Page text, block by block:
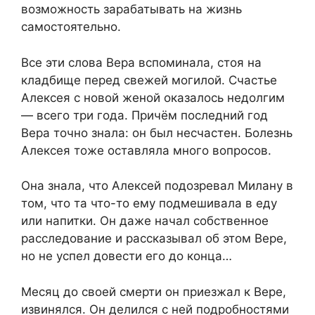
возможность зарабатывать на жизнь
самостоятельно.
Все эти слова Вера вспоминала, стоя на
кладбище перед свежей могилой. Счастье
Алексея с новой женой оказалось недолгим
— всего три года. Причём последний год
Вера точно знала: он был несчастен. Болезнь
Алексея тоже оставляла много вопросов.
Она знала, что Алексей подозревал Милану в
том, что та что-то ему подмешивала в еду
или напитки. Он даже начал собственное
расследование и рассказывал об этом Вере,
но не успел довести его до конца…
Месяц до своей смерти он приезжал к Вере,
извинялся. Он делился с ней подробностями